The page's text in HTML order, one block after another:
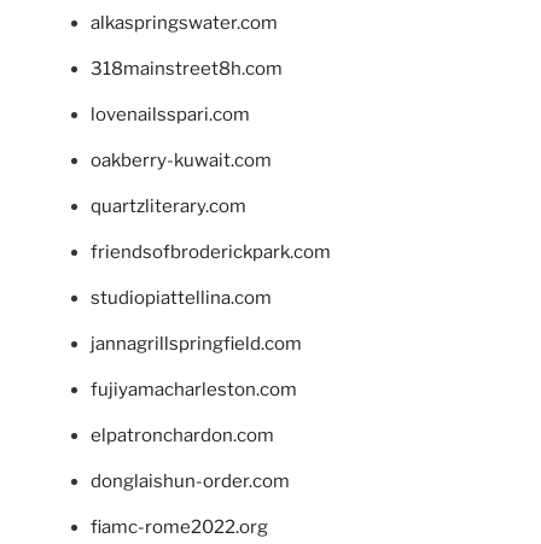
alkaspringswater.com
318mainstreet8h.com
lovenailsspari.com
oakberry-kuwait.com
quartzliterary.com
friendsofbroderickpark.com
studiopiattellina.com
jannagrillspringfield.com
fujiyamacharleston.com
elpatronchardon.com
donglaishun-order.com
fiamc-rome2022.org